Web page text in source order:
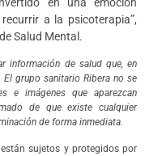
en una emoción
a la psicoterapia”,
Salud Mental.
información de salud que, en
grupo sanitario Ribera no se
e imágenes que aparezcan
de que existe cualquier
de forma inmediata.
sujetos y protegidos por